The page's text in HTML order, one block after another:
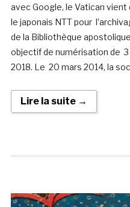
avec Google, le Vatican vient
le japonais NTT pour
de la Bibliothèque
objectif de numérisation de
2018. Le 20 mars 2014, la
Lire la suite →